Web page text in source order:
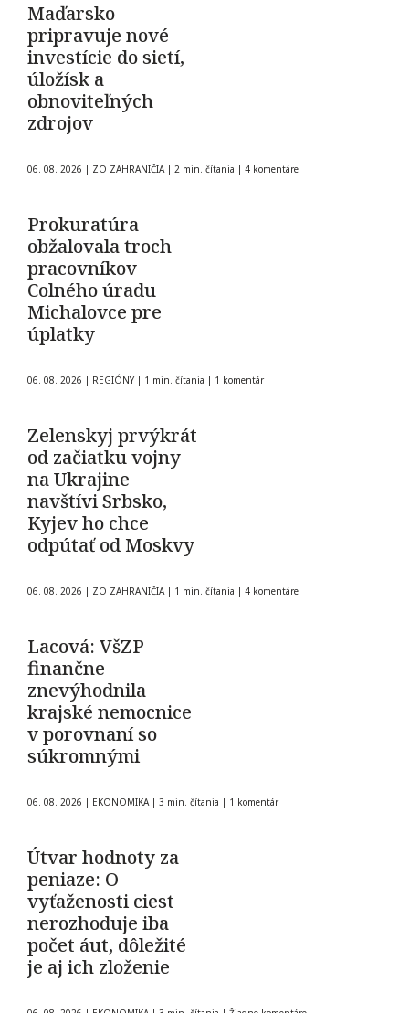
Maďarsko
pripravuje nové
investície do sietí,
úložísk a
obnoviteľných
zdrojov
06. 08. 2026 | ZO ZAHRANIČIA | 2 min. čítania | 4 komentáre
Prokuratúra
obžalovala troch
pracovníkov
Colného úradu
Michalovce pre
úplatky
06. 08. 2026 | REGIÓNY | 1 min. čítania | 1 komentár
Zelenskyj prvýkrát
od začiatku vojny
na Ukrajine
navštívi Srbsko,
Kyjev ho chce
odpútať od Moskvy
06. 08. 2026 | ZO ZAHRANIČIA | 1 min. čítania | 4 komentáre
Lacová: VšZP
finančne
znevýhodnila
krajské nemocnice
v porovnaní so
súkromnými
06. 08. 2026 | EKONOMIKA | 3 min. čítania | 1 komentár
Útvar hodnoty za
peniaze: O
vyťaženosti ciest
nerozhoduje iba
počet áut, dôležité
je aj ich zloženie